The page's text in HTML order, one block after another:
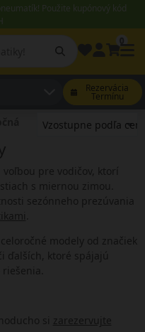
Použite kupónový kód
Rezervácia
Termínu
pre vodičov, ktorí
s miernou zimou.
sezónneho prezúvania
modely od značiek
ďalších, ktoré spájajú
si zarezervujte